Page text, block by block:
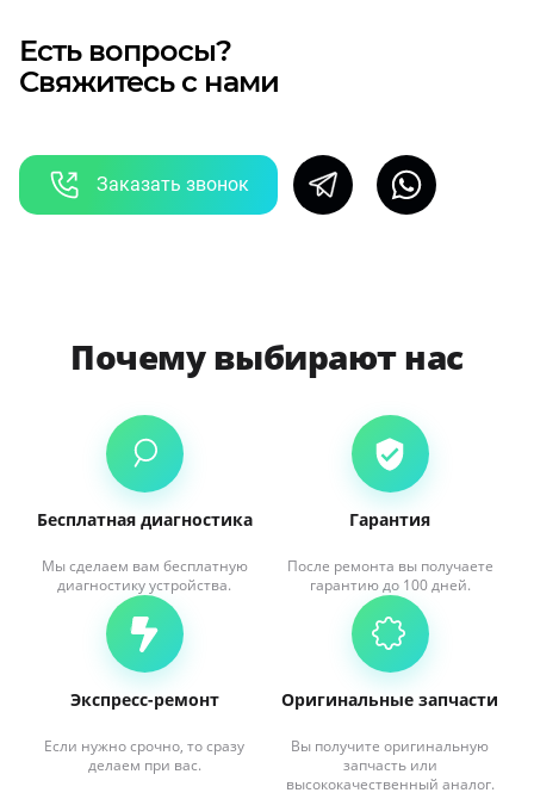
Есть вопросы?
Свяжитесь с нами
Заказать звонок
Почему выбирают нас
Бесплатная диагностика
Мы сделаем вам бесплатную
диагностику устройства.
Гарантия
После ремонта вы получаете
гарантию до 100 дней.
Экспресс-ремонт
Если нужно срочно, то сразу
делаем при вас.
Оригинальные запчасти
Вы получите оригинальную
запчасть или
высококачественный аналог.